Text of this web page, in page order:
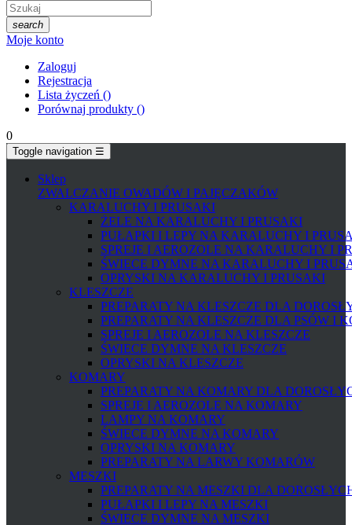
search
Moje konto
Zaloguj
Rejestracja
Lista życzeń ()
Porównaj produkty ()
0
Toggle navigation ☰
Sklep
ZWALCZANIE OWADÓW I PAJĘCZAKÓW
KARALUCHY I PRUSAKI
ŻELE NA KARALUCHY I PRUSAKI
PUŁAPKI I LEPY NA KARALUCHY I
SPREJE I AEROZOLE NA KARALUCHY I
ŚWIECE DYMNE NA KARALUCHY I
OPRYSKI NA KARALUCHY I PRUSAKI
KLESZCZE
PREPARATY NA KLESZCZE DLA
PREPARATY NA KLESZCZE DLA PSÓW I
SPREJE I AEROZOLE NA KLESZCZE
ŚWIECE DYMNE NA KLESZCZE
OPRYSKI NA KLESZCZE
KOMARY
PREPARATY NA KOMARY DLA
SPREJE I AEROZOLE NA KOMARY
LAMPY NA KOMARY
ŚWIECE DYMNE NA KOMARY
OPRYSKI NA KOMARY
PREPARATY NA LARWY KOMARÓW
MESZKI
PREPARATY NA MESZKI DLA
PUŁAPKI I LEPY NA MESZKI
ŚWIECE DYMNE NA MESZKI